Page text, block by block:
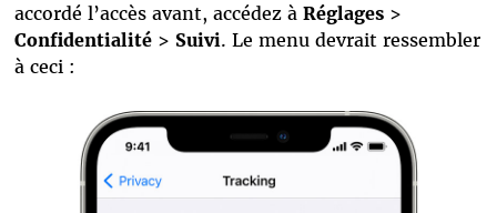
accordé l’accès avant, accédez à Réglages>
Confidentialité> Suivi. Le menu devrait ressembler
à ceci :